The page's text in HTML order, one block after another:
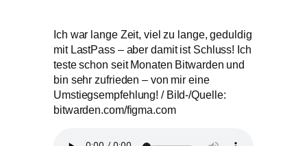
Ich war lange Zeit, viel zu lange, geduldig
mit LastPass – aber damit ist Schluss! Ich
teste schon seit Monaten Bitwarden und
bin sehr zufrieden – von mir eine
Umstiegsempfehlung! / Bild-/Quelle:
bitwarden.com/figma.com